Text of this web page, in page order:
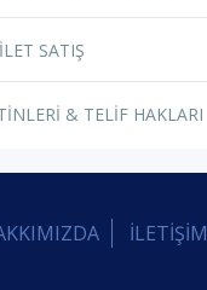
SATIŞ
& TELİF HAKLARI
İLETİŞİM